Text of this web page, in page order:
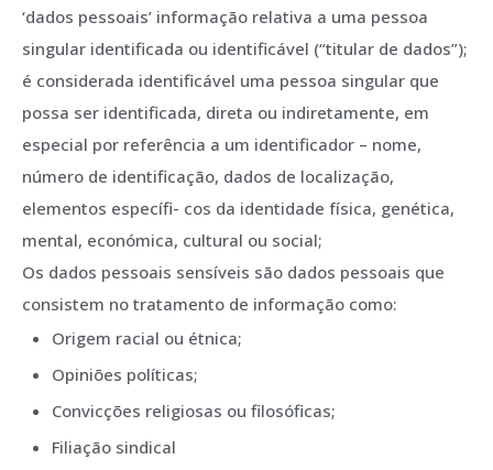
‘dados pessoais’ informação relativa a uma pessoa
singular identificada ou identificável (“titular de dados”);
é considerada identificável uma pessoa singular que
possa ser identificada, direta ou indiretamente, em
especial por referência a um identificador – nome,
número de identificação, dados de localização,
elementos específi- cos da identidade física, genética,
mental, económica, cultural ou social;
Os dados pessoais sensíveis são dados pessoais que
consistem no tratamento de informação como:
Origem racial ou étnica;
Opiniões políticas;
Convicções religiosas ou filosóficas;
Filiação sindical